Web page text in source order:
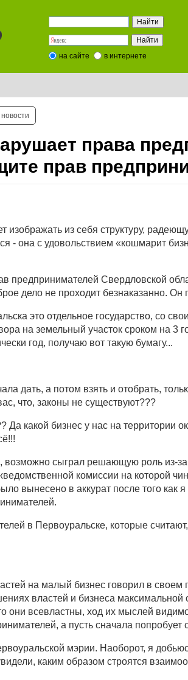
на сайте в интернете
права
прав
изображать из себя структуру,
- она с удовольствием «кошмарит
предпринимателей Свердловской
дело не проходит безнаказанно. Он
это отдельное государство, со
на земельный участок сроком на 3
год, получаю вот такую бумагу...
дать, а потом взять и отобрать,
что, законы не существуют???
какой бизнес у нас на территории
возможно сыграл решающую роль из-
комиссии на которой
вынесено в аккурат после того как
в Первоуральске, которые
на малый бизнес говорил в
властей и бизнеса максимальной
они всевластны, ход их мыслей видимо
а пусть сначала попробует
мэрии. Наоборот, я
каким образом строятся